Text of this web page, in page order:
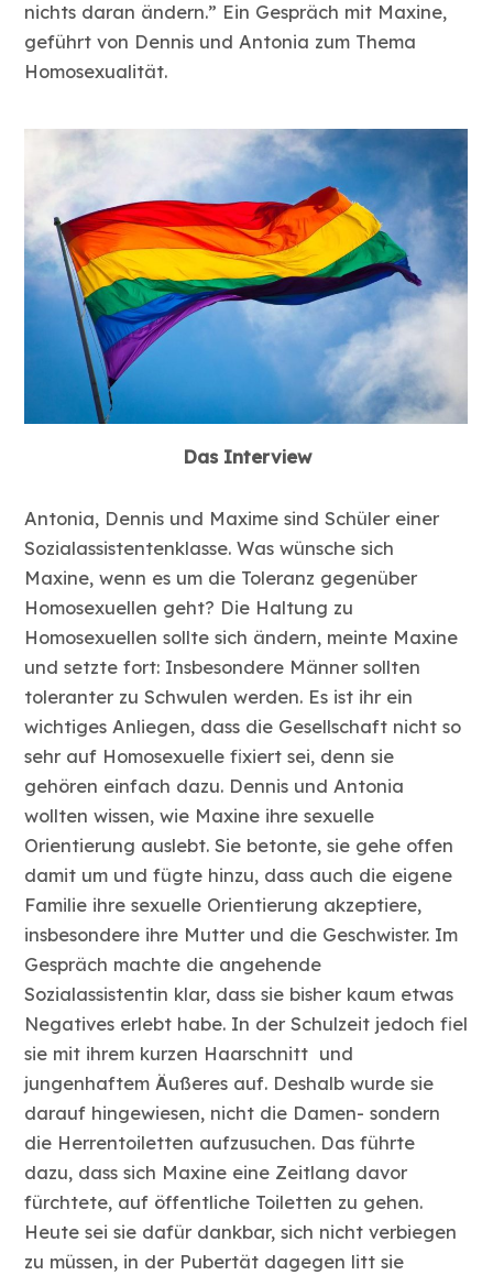
nichts daran ändern.” Ein Gespräch mit Maxine,
geführt von Dennis und Antonia zum Thema
Homosexualität.
Das Interview
Antonia, Dennis und Maxime sind Schüler einer
Sozialassistentenklasse. Was wünsche sich
Maxine, wenn es um die Toleranz gegenüber
Homosexuellen geht? Die Haltung zu
Homosexuellen sollte sich ändern, meinte Maxine
und setzte fort: Insbesondere Männer sollten
toleranter zu Schwulen werden. Es ist ihr ein
wichtiges Anliegen, dass die Gesellschaft nicht so
sehr auf Homosexuelle fixiert sei, denn sie
gehören einfach dazu. Dennis und Antonia
wollten wissen, wie Maxine ihre sexuelle
Orientierung auslebt. Sie betonte, sie gehe offen
damit um und fügte hinzu, dass auch die eigene
Familie ihre sexuelle Orientierung akzeptiere,
insbesondere ihre Mutter und die Geschwister. Im
Gespräch machte die angehende
Sozialassistentin klar, dass sie bisher kaum etwas
Negatives erlebt habe. In der Schulzeit jedoch fiel
sie mit ihrem kurzen Haarschnitt und
jungenhaftem Äußeres auf. Deshalb wurde sie
darauf hingewiesen, nicht die Damen- sondern
die Herrentoiletten aufzusuchen. Das führte
dazu, dass sich Maxine eine Zeitlang davor
fürchtete, auf öffentliche Toiletten zu gehen.
Heute sei sie dafür dankbar, sich nicht verbiegen
zu müssen, in der Pubertät dagegen litt sie